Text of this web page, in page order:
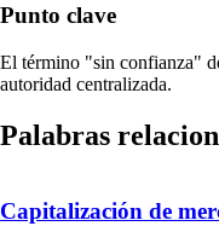
Punto clave
El término "sin confianza"
autoridad centralizada.
Palabras
Capitalización de